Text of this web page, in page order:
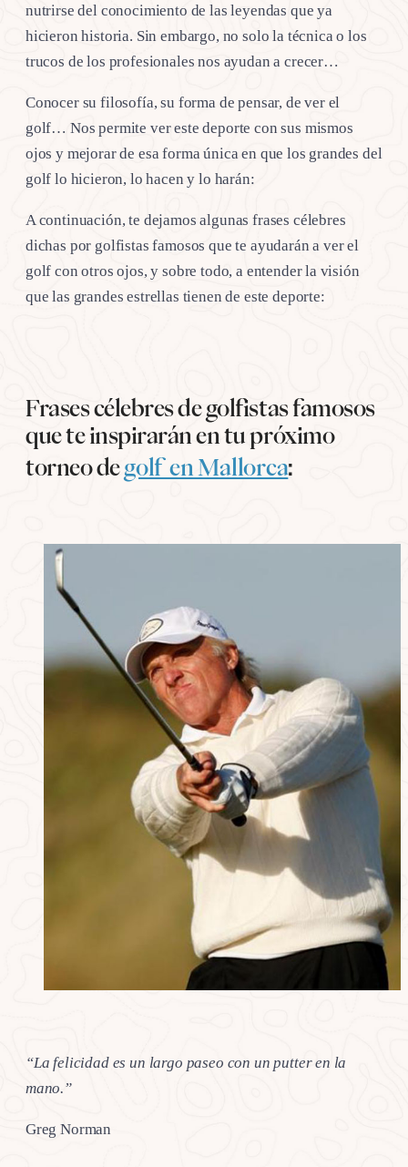
nutrirse del conocimiento de las leyendas que ya
hicieron historia. Sin embargo, no solo la técnica o los
trucos de los profesionales nos ayudan a crecer…
Conocer su filosofía, su forma de pensar, de ver el
golf… Nos permite ver este deporte con sus mismos
ojos y mejorar de esa forma única en que los grandes del
golf lo hicieron, lo hacen y lo harán:
A continuación, te dejamos algunas frases célebres
dichas por golfistas famosos que te ayudarán a ver el
golf con otros ojos, y sobre todo, a entender la visión
que las grandes estrellas tienen de este deporte:
Frases célebres de golfistas famosos
que te inspirarán en tu próximo
torneo de golf en Mallorca:
“La felicidad es un largo paseo con un putter en la
mano.”
Greg Norman